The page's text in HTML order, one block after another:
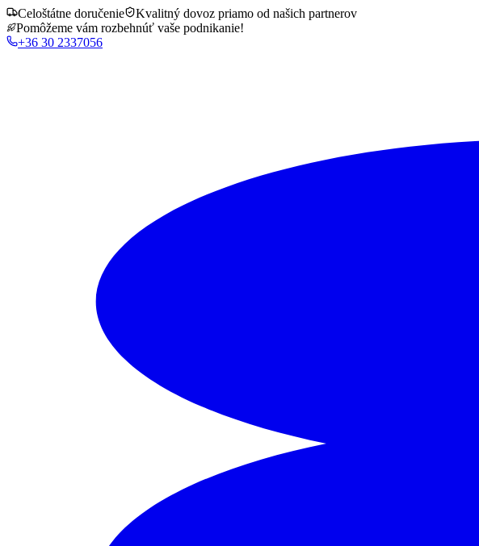
Celoštátne doručenie
Kvalitný dovoz priamo od našich partnerov
Pomôžeme vám rozbehnúť vaše podnikanie!
+36 30 2337056